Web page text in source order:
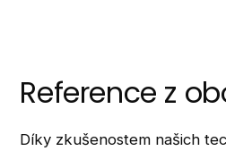
Reference z
Díky zkušenostem našich